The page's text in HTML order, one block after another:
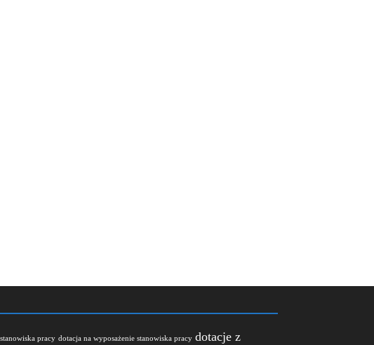
pracy dotacja na wyposażenie stanowiska pracy dotacje z